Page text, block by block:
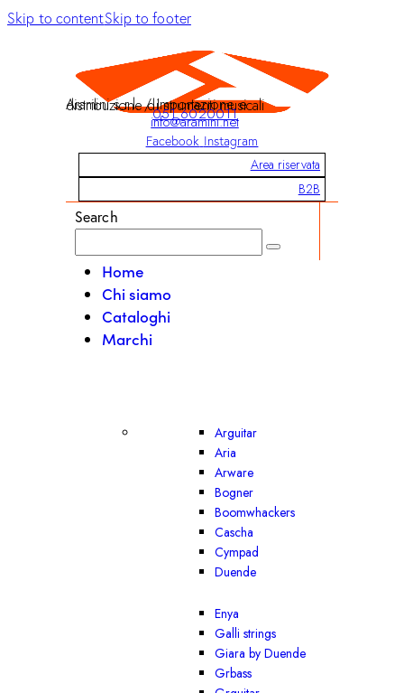
Skip to contentSkip to footer
Aramini s.r.l. / Importazione e distribuzione di strumenti musicali
051 6020011
info@aramini.net
Facebook Instagram
Area riservata
B2B
Search
Home
Chi siamo
Cataloghi
Marchi
Arguitar
Aria
Arware
Bogner
Boomwhackers
Cascha
Cympad
Duende
Enya
Galli strings
Giara by Duende
Grbass